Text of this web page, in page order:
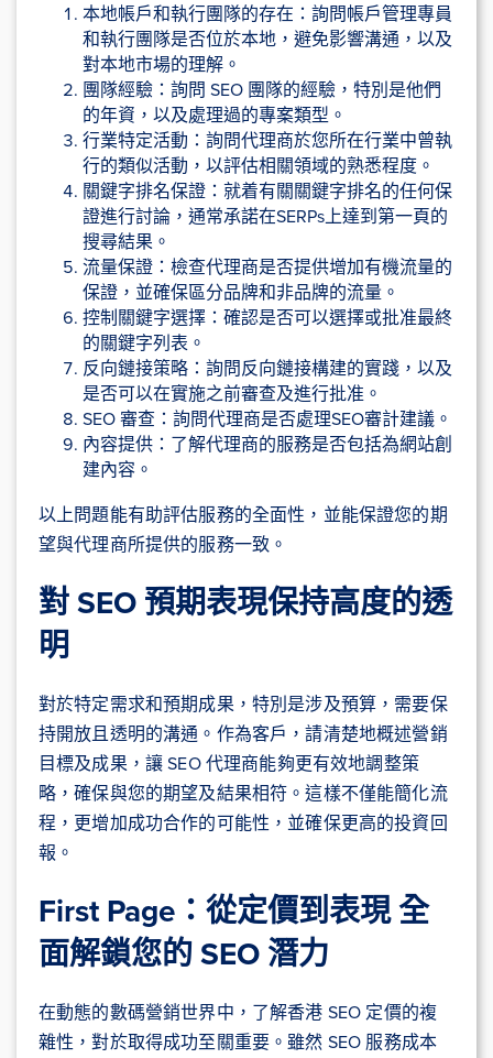
本地帳戶和執行團隊的存在：詢問帳戶管理專員
和執行團隊是否位於本地，避免影響溝通，以及
對本地市場的理解。
團隊經驗：詢問 SEO 團隊的經驗，特別是他們
的年資，以及處理過的專案類型。
行業特定活動：詢問代理商於您所在行業中曾執
行的類似活動，以評估相關領域的熟悉程度。
關鍵字排名保證：就着有關關鍵字排名的任何保
證進行討論，通常承諾在SERPs上達到第一頁的
搜尋結果。
流量保證：檢查代理商是否提供增加有機流量的
保證，並確保區分品牌和非品牌的流量。
控制關鍵字選擇：確認是否可以選擇或批准最終
的關鍵字列表。
反向鏈接策略：詢問反向鏈接構建的實踐，以及
是否可以在實施之前審查及進行批准。
SEO 審查：詢問代理商是否處理SEO審計建議。
內容提供：了解代理商的服務是否包括為網站創
建內容。
以上問題能有助評估服務的全面性，並能保證您的期
望與代理商所提供的服務一致。
對 SEO 預期表現保持高度的透
明
對於特定需求和預期成果，特別是涉及預算，需要保
持開放且透明的溝通。作為客戶，請清楚地概述營銷
目標及成果，讓 SEO 代理商能夠更有效地調整策
略，確保與您的期望及結果相符。這樣不僅能簡化流
程，更增加成功合作的可能性，並確保更高的投資回
報。
First Page：從定價到表現 全
面解鎖您的 SEO 潛力
在動態的數碼營銷世界中，了解香港 SEO 定價的複
雜性，對於取得成功至關重要。雖然 SEO 服務成本